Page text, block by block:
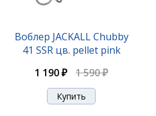
Воблер JACKALL Chubby
41 SSR цв. pellet pink
1 190 ₽
1 590 ₽